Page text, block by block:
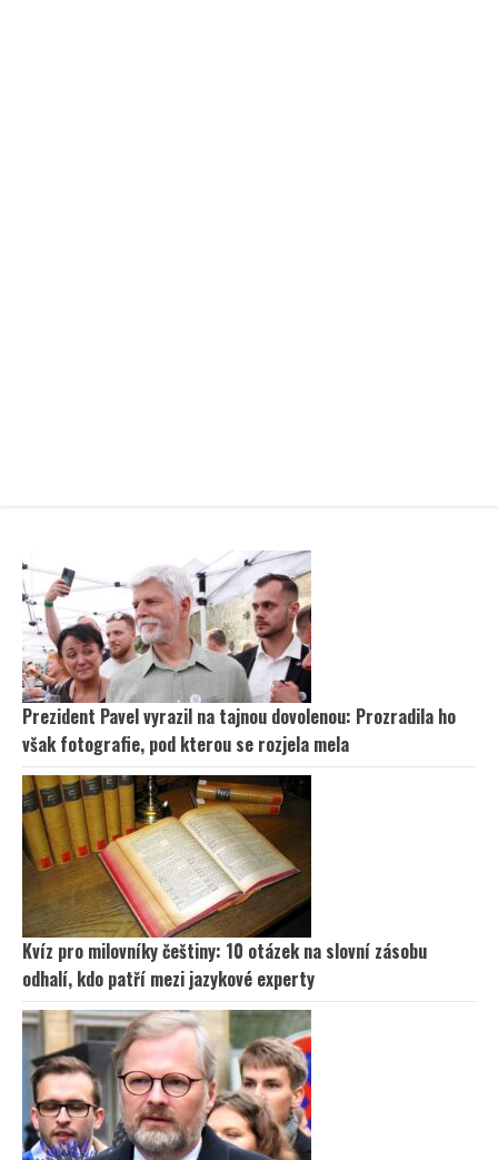
Prezident Pavel vyrazil na tajnou dovolenou: Prozradila ho
však fotografie, pod kterou se rozjela mela
Kvíz pro milovníky češtiny: 10 otázek na slovní zásobu
odhalí, kdo patří mezi jazykové experty